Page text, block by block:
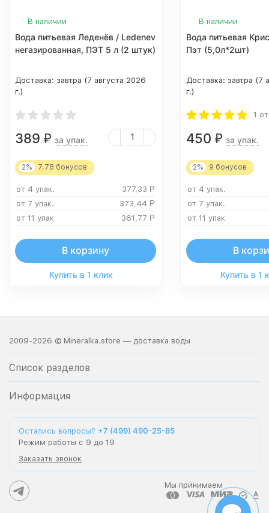
В наличии
Вода питьевая Леденёв / Ledenev
негазированная, ПЭТ 5 л (2 штук)
Доставка: завтра (7 августа 2026
г.)
389 ₽ за упак.
2% 7.78 бонусов
от 4 упак. 377,33 Р
от 7 упак.
373,44 Р
от 11 упак
361,77 Р
В корзину
Купить в 1 клик
В наличии
Вода питьевая
Пэт (5,0л*2шт)
Доставка: завтра (7
г.)
1
450 ₽ за упак.
2% 9 бонусов
от 4 упак.
от 7 упак.
от 11 упак
В
Купить в 1
2009-2026 © Mineralka.store — доставка воды
Список разделов
Информация
Остались вопросы? +7 (499) 490-25-85
Режим работы с 9 до 19
Заказать звонок
Мы принимаем